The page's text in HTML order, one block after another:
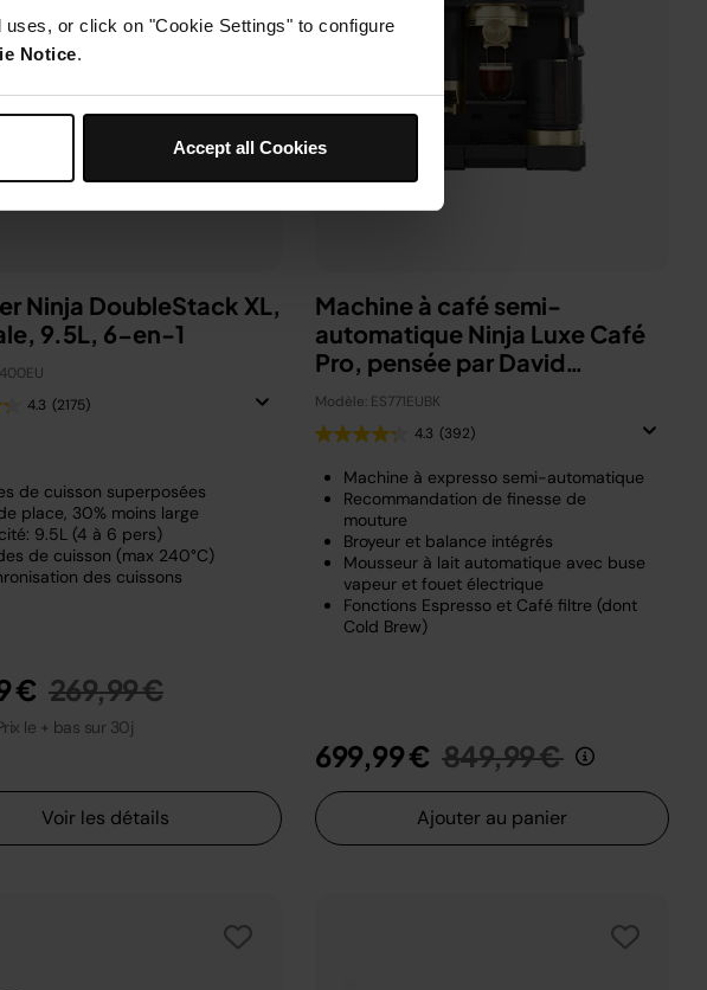
or click on "Cookie Settings" to configure
Notice.
Accept all Cookies
Ninja DoubleStack XL,
verticale, 9.5L, 6-en-1
4.3 (2175)
de cuisson superposées
place, 30% moins large
9.5L (4 à 6 pers)
de cuisson (max 240°C)
des cuissons
€ Prix réduit de
269,99 €au
le + bas sur 30j
Voir les détails
Machine à café semi-
automatique Ninja Luxe Café
Pro, pensée par David
Beckham
Modèle: ES771EUBK
4.3 (392)
Machine à expresso semi-automatique
Recommandation de finesse de
mouture
Broyeur et balance intégrés
Mousseur à lait automatique avec buse
vapeur et fouet électrique
Fonctions Espresso et Café filtre (dont
Cold Brew)
699,99 € Prix réduit de
849,99 €au
Ajouter au panier